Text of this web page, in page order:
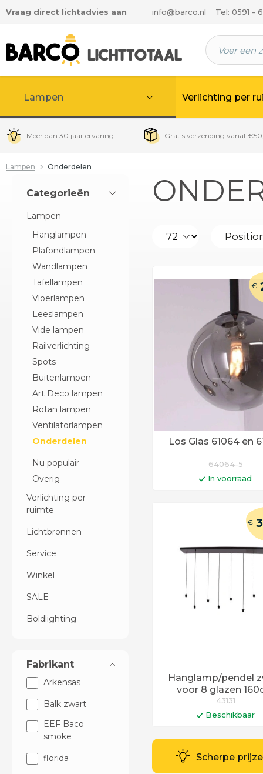
hoofdinhoud
Vraag direct lichtadvies aan info@barco.nl Tel: 0591 -
Lampen Verlichting per
Meer dan 30 jaar ervaring Gratis verzending vanaf
Lampen Onderdelen
Categorieën
Lampen
Hanglampen
Plafondlampen
Wandlampen
Tafellampen
Vloerlampen
Leeslampen
Vide lampen
Railverlichting
Spots
Buitenlampen
Art Deco lampen
Rotan lampen
Ventilatorlampen
Onderdelen
Nu populair
Overig
Verlichting per
ruimte
Lichtbronnen
Service
Winkel
SALE
Boldlighting
Fabrikant
Arkensas
Balk zwart
EEF Baco
smoke
florida
Los Glas 61064 en
€
64064-5
In voorraad
Op werkdagen voor
besteld = vandaag
Hanglamp/pendel
voor 8 glazen
€
43131
Beschikbaar
Levertijd 3 - 4
Scherpe